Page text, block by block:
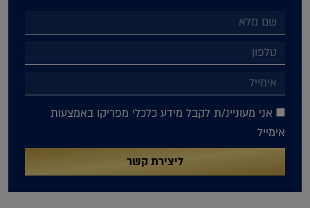
אני מעוניינ/ת לקבל מידע כלכלי מפריקו באמצעות
אימייל
ליצירת קשר